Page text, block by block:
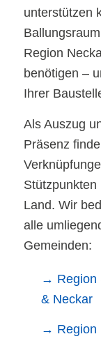
unterstützen
Region
benötigen –
Ihrer
Als Auszug
Präsenz
Land. Wir
alle
Gemeinden:
→ Region
& Neckar
→ Region